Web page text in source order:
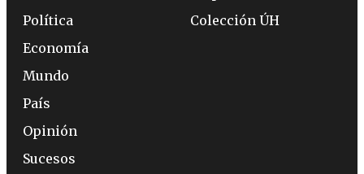
Política
Economía
Mundo
País
Opinión
Sucesos
Colección ÚH